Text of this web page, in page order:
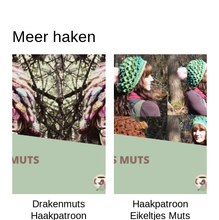
Meer haken
Drakenmuts
Haakpatroon
Haakpatroon
Eikeltjes Muts